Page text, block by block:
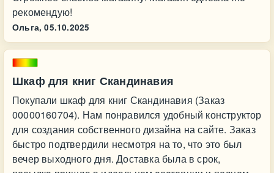
рекомендую!
Ольга, 05.10.2025
Шкаф для книг Скандинавия
Покупали шкаф для книг Скандинавия (Заказ
00000160704). Нам понравился удобный конструктор
для создания собственного дизайна на сайте. Заказ
быстро подтвердили несмотря на то, что это был
вечер выходного дня. Доставка была в срок,